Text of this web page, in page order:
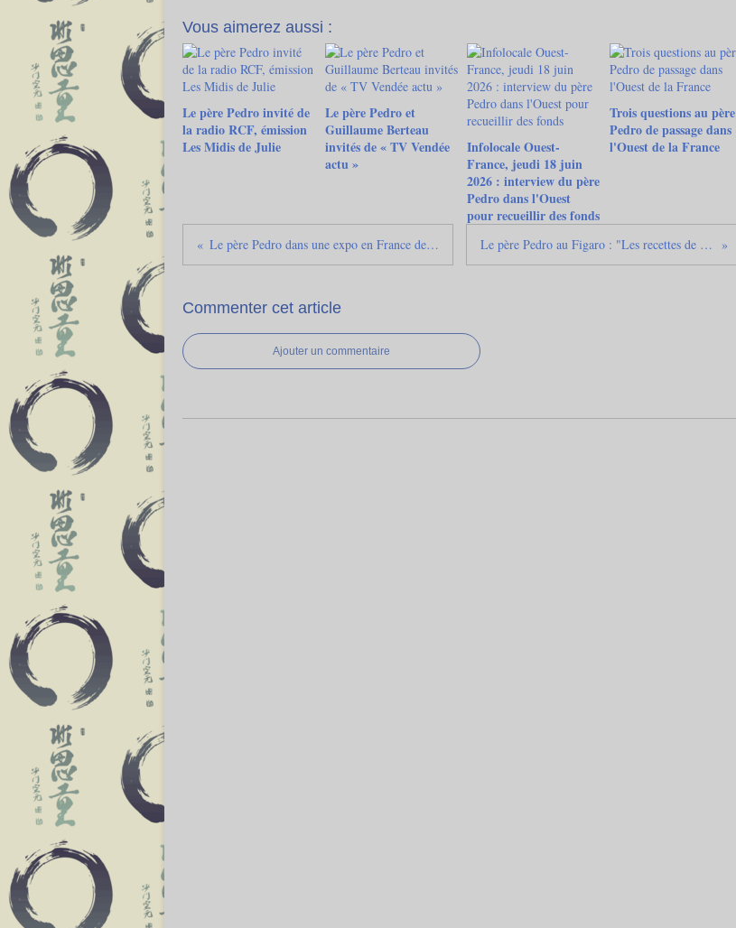
Vous aimerez aussi :
Le père Pedro invité de
la radio RCF, émission
Les Midis de Julie
Le père Pedro et
Guillaume Berteau
invités de « TV Vendée
actu »
Infolocale Ouest-
France, jeudi 18 juin
2026 : interview du père
Pedro dans l'Ouest
pour recueillir des fonds
Trois questions au père
Pedro de passage dans
l'Ouest de la France
Le père Pedro dans une expo en France de la photographe Séverine Desmarest Le père Pedro au Figaro : "Les recettes de la fraternité n'ont pas de nationalité."
Commenter cet article
Ajouter un commentaire